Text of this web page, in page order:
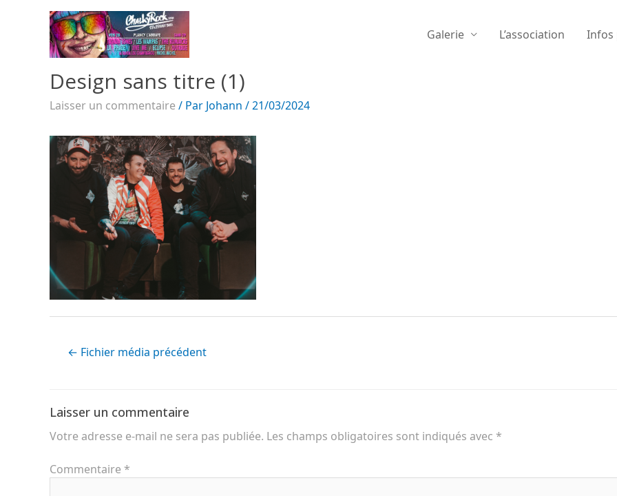
Galerie L’association Infos
Design sans titre (1)
Laisser un commentaire / Par Johann /21/03/2024
← Fichier média précédent
Laisser un commentaire
Votre adresse e-mail ne sera pas publiée. Les champs obligatoires sont indiqués avec *
Commentaire *